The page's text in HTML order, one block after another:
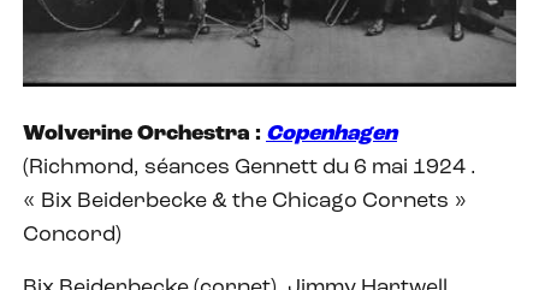
Wolverine Orchestra : Copenhagen
(Richmond, séances Gennett du 6 mai 1924 .
« Bix Beiderbecke & the Chicago Cornets »
Concord)